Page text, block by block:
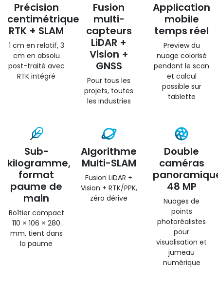
Précision
centimétrique
RTK + SLAM
1 cm en relatif, 3
cm en absolu
post-traité avec
RTK intégré
Fusion
multi-
capteurs
LiDAR +
Vision +
GNSS
Pour tous les
projets, toutes
les industries
Application
mobile
temps réel
Preview du
nuage colorisé
pendant le scan
et calcul
possible sur
tablette
Sub-
kilogramme,
format
paume de
main
Boîtier compact
110 × 106 × 280
mm, tient dans
la paume
Algorithme
Multi-SLAM
Fusion LiDAR +
Vision + RTK/PPK,
zéro dérive
Double
caméras
48 MP
Nuages de
points
photoréalistes
pour
visualisation et
jumeau
numérique